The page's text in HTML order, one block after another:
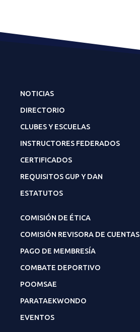
NOTICIAS
DIRECTORIO
CLUBES Y ESCUELAS
INSTRUCTORES FEDERADOS
CERTIFICADOS
REQUISITOS GUP Y DAN
ESTATUTOS
COMISIÓN DE ÉTICA
COMISIÓN REVISORA DE CUENTAS
PAGO DE MEMBRESÍA
COMBATE DEPORTIVO
POOMSAE
PARATAEKWONDO
EVENTOS